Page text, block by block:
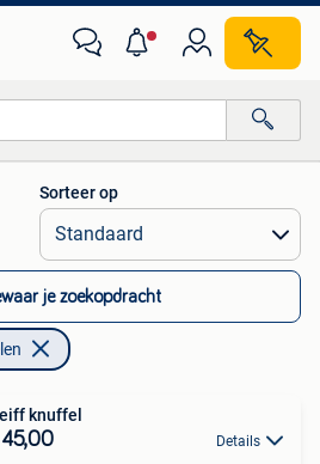
afstanden…
Sorteer op
je zoekopdracht
knuffel
Details